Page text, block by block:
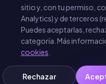
sitio y, con tu permiso,
Analytics) y de terceros
Puedes aceptarlas,
categoría. Más
cookies
Rechazar